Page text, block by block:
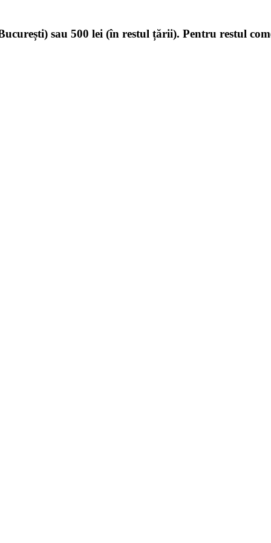
sau 500 lei (în restul țării). Pentru restul